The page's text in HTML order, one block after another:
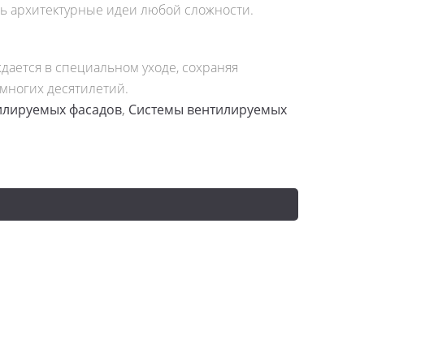
архитектурные идеи любой сложности.
в специальном уходе, сохраняя
десятилетий.
фасадов, Системы вентилируемых